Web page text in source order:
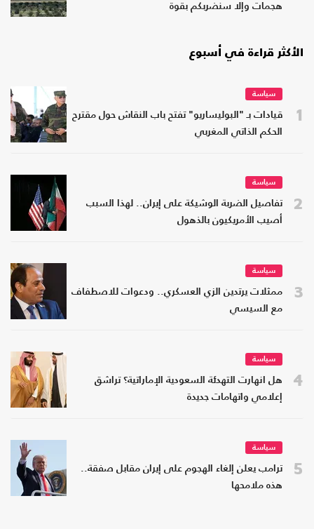
هجمات وإلا سنضربكم بقوة
الأكثر قراءة في أسبوع
1
سياسة
قيادات بـ "البوليساريو" تفتح باب النقاش حول مقترح
الحكم الذاتي المغربي
2
سياسة
تفاصيل الضربة الوشيكة على إيران.. لهذا السبب
أصيب الأمريكيون بالذهول
3
سياسة
ممثلات يرتدين الزي العسكري.. ودعوات للاصطفاف
مع السيسي
4
سياسة
هل انهارت التهدئة السعودية الإماراتية؟ تراشق
إعلامي واتهامات جديدة
5
سياسة
ترامب يعلن إلغاء الهجوم على إيران مقابل صفقة..
هذه ملامحها